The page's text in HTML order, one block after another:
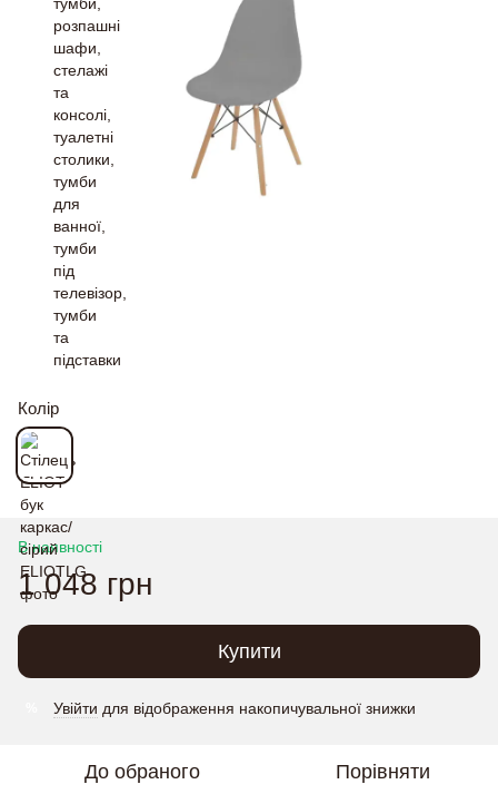
Колір
В наявності
1 048 грн
Купити
Увійти для відображення накопичувальної знижки
До обраного Порівняти